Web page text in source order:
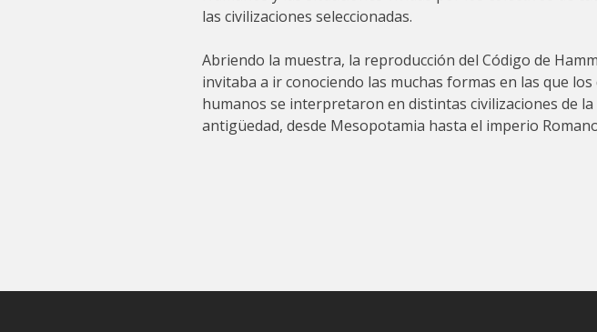
las civilizaciones seleccionadas.
Abriendo la muestra, la reproducción del Código de
invitaba a ir conociendo las muchas formas en las que los
humanos se interpretaron en distintas civilizaciones de la
antigüedad, desde Mesopotamia hasta el imperio